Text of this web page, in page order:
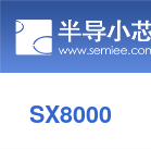
SX8000